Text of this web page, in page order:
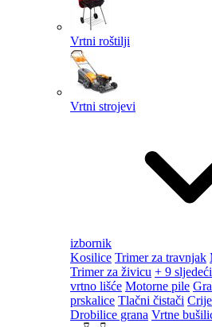
Vrtni roštilji
Vrtni strojevi
izbornik
Kosilice Trimer za travnjak
Trimer za živicu + 9
vrtno lišće Motorne pile
prskalice Tlačni čistači
Drobilice grana Vrtne